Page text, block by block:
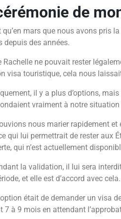
de
qu’en mars que nous avons pris
depuis des années.
Rachelle ne pouvait rester
visa touristique, cela nous
il y a plus d’options,
vraiment à notre
nous marier rapidement
qui lui permettrait de rester aux
qui n’est actuellement
la validation, il lui sera
et elle est d’accord avec cela.
option était de demander un visa
7 à 9 mois en attendant